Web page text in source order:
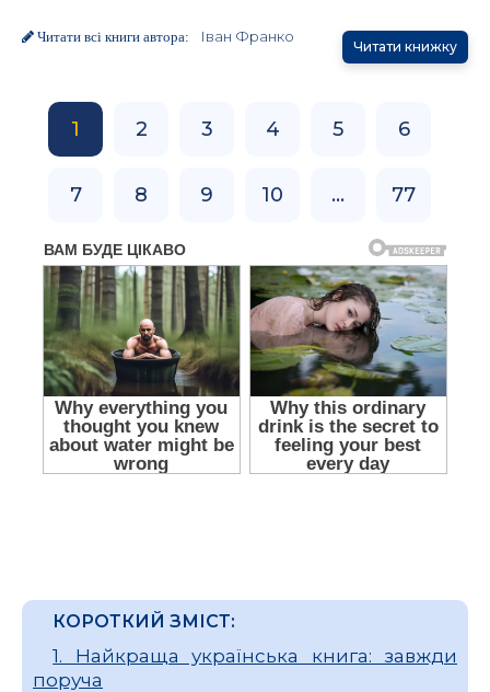
Читати всі книги автора: Іван Франко
Читати книжку
1 2 3 4 5 6
7 8 9 10 ... 77
КОРОТКИЙ ЗМІСТ:
1. Найкраща українська книга: завжди
поруча